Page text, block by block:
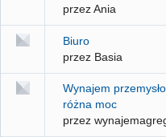
przez Ania
Biuro
przez Basia
Wynajem
różna moc
przez